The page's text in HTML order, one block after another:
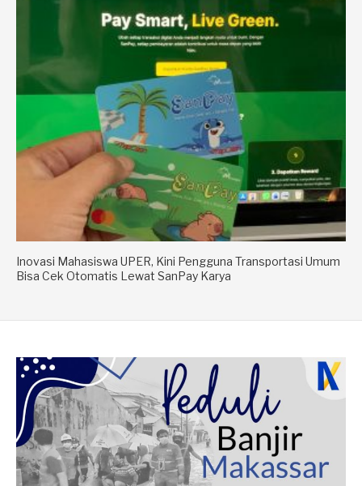
Inovasi Mahasiswa UPER, Kini Pengguna Transportasi Umum
Bisa Cek Otomatis Lewat SanPay Karya